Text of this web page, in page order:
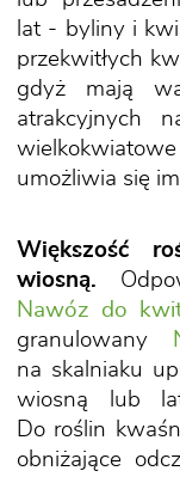
lat - byliny i
przekwitłych
gdyż mają
atrakcyjnych
umożliwia się
Większość
wiosną.
Nawóz do
granulowany
na skalniaku
wiosną lub
Do roślin
obniżające